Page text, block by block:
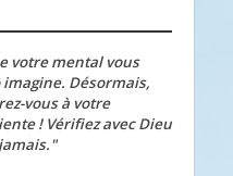
votre mental vous
imagine. Désormais,
vous à votre
! Vérifiez avec Dieu